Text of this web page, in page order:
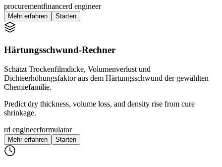
procurementfinancerd engineer
Mehr erfahren Starten
Härtungsschwund-Rechner
Schätzt Trockenfilmdicke, Volumenverlust und
Dichteerhöhungsfaktor aus dem Härtungsschwund der gewählten
Chemiefamilie.
Predict dry thickness, volume loss, and density rise from cure
shrinkage.
rd engineerformulator
Mehr erfahren Starten